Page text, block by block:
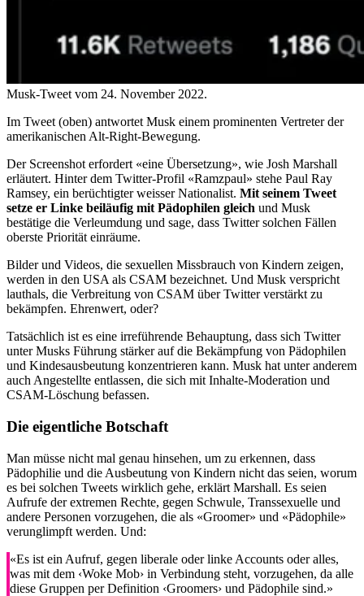
Musk-Tweet vom 24. November 2022.
Im Tweet (oben) antwortet Musk einem prominenten Vertreter der
amerikanischen Alt-Right-Bewegung.
Der Screenshot erfordert «eine Übersetzung», wie Josh Marshall
erläutert. Hinter dem Twitter-Profil «Ramzpaul» stehe Paul Ray
Ramsey, ein berüchtigter weisser Nationalist. Mit seinem Tweet
setze er Linke beiläufig mit Pädophilen gleich und Musk
bestätige die Verleumdung und sage, dass Twitter solchen Fällen
oberste Priorität einräume.
Bilder und Videos, die sexuellen Missbrauch von Kindern zeigen,
werden in den USA als CSAM bezeichnet. Und Musk verspricht
lauthals, die Verbreitung von CSAM über Twitter verstärkt zu
bekämpfen. Ehrenwert, oder?
Tatsächlich ist es eine irreführende Behauptung, dass sich Twitter
unter Musks Führung stärker auf die Bekämpfung von Pädophilen
und Kindesausbeutung konzentrieren kann. Musk hat unter anderem
auch Angestellte entlassen, die sich mit Inhalte-Moderation und
CSAM-Löschung befassen.
Die eigentliche Botschaft
Man müsse nicht mal genau hinsehen, um zu erkennen, dass
Pädophilie und die Ausbeutung von Kindern nicht das seien, worum
es bei solchen Tweets wirklich gehe, erklärt Marshall. Es seien
Aufrufe der extremen Rechte, gegen Schwule, Transsexuelle und
andere Personen vorzugehen, die als «Groomer» und «Pädophile»
verunglimpft werden. Und:
«Es ist ein Aufruf, gegen liberale oder linke Accounts oder alles,
was mit dem ‹Woke Mob› in Verbindung steht, vorzugehen, da alle
diese Gruppen per Definition ‹Groomers› und Pädophile sind.»